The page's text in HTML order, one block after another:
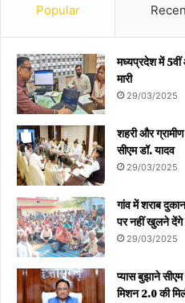
Popular
मध्यप्रदेश में 5वीं
मारी
29/03/2025
शहरी और
सीएम डॉ. यादव
29/03/2025
गांव में शराब
पर नहीं खुलने देंगे
29/03/2025
प्यास बुझाने
मिशन 2.0 की